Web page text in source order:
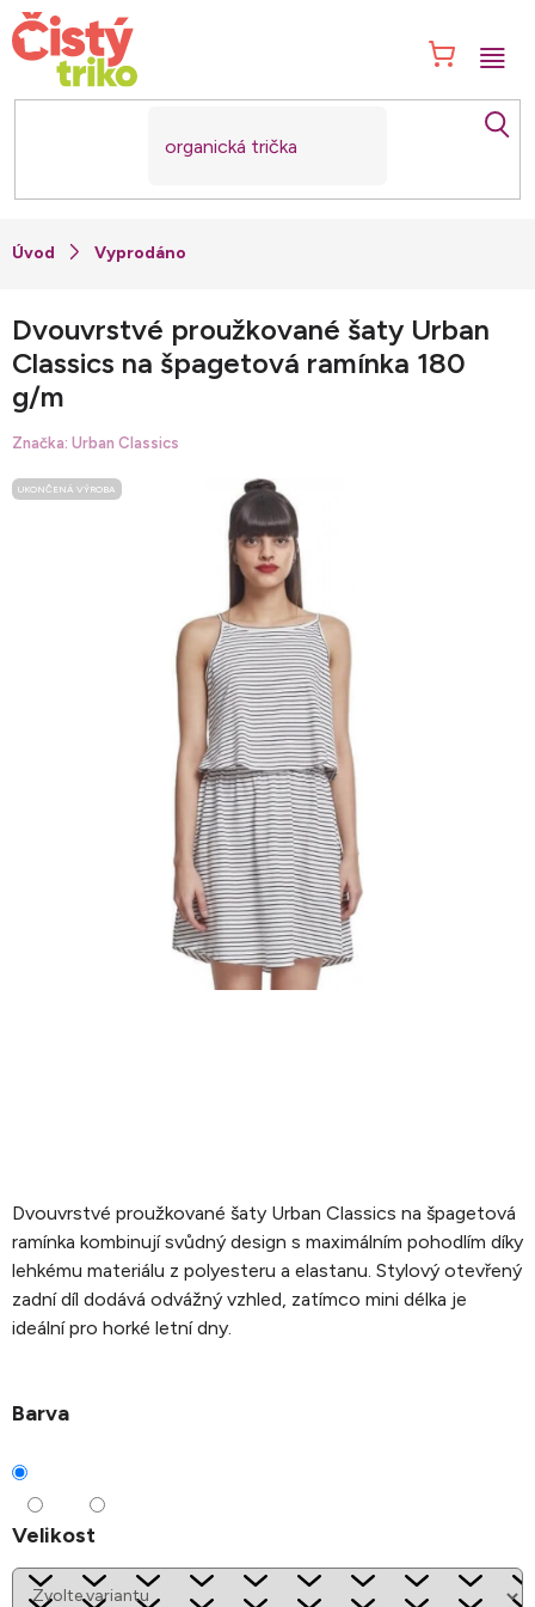
Přejít
na
obsah
Vyprodáno
Dvouvrstvé proužkované šaty Urban Classics na špagetová
ramínka kombinují svůdný design s maximálním pohodlím díky
lehkému materiálu z polyesteru a elastanu. Stylový otevřený
zadní díl dodává odvážný vzhled, zatímco mini délka je
ideální pro horké letní dny.
Barva
Velikost
Dvouvrstvé proužkované šaty Urban
Classics na špagetová ramínka 180
g/m
Značka: Urban Classics
UKONČENÁ VÝROBA